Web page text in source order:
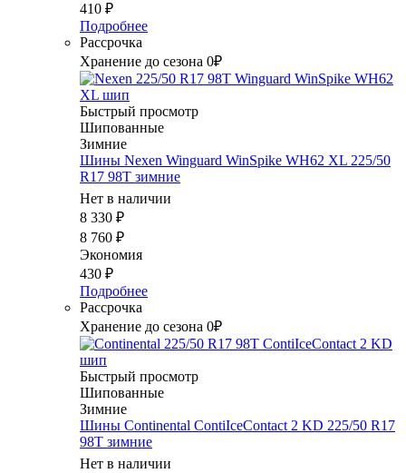
410 ₽
Подробнее
Рассрочка
Хранение до сезона 0₽
Быстрый просмотр
Шипованные
Зимние
Шины Nexen Winguard WinSpike WH62 XL 225/50
R17 98T зимние
Нет в наличии
8 330 ₽
8 760 ₽
Экономия
430 ₽
Подробнее
Рассрочка
Хранение до сезона 0₽
Быстрый просмотр
Шипованные
Зимние
Шины Continental ContiIceContact 2 KD 225/50 R17
98T зимние
Нет в наличии